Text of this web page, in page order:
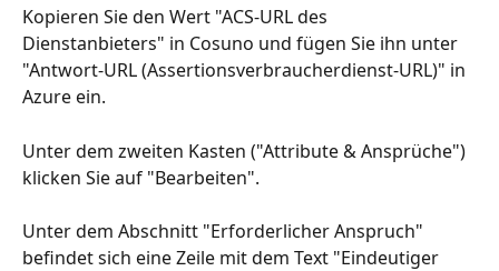
Kopieren Sie den Wert "ACS-URL des
Dienstanbieters" in Cosuno und fügen Sie ihn unter
"Antwort-URL (Assertionsverbraucherdienst-URL)" in
Azure ein.
Unter dem zweiten Kasten ("Attribute & Ansprüche")
klicken Sie auf "Bearbeiten".
Unter dem Abschnitt "Erforderlicher Anspruch"
befindet sich eine Zeile mit dem Text "Eindeutiger